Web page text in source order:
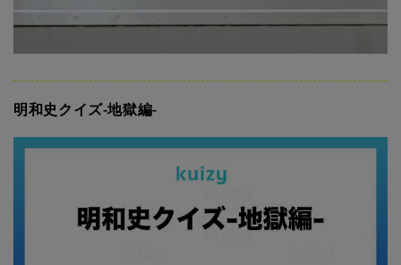
明和史クイズ-地獄編-